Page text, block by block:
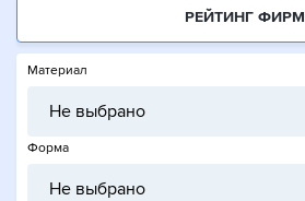
РЕЙТИНГ ФИРМ
Материал
Не выбрано
Форма
Не выбрано